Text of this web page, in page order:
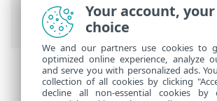
Aktiveerimisvõtme sisestamine
aktiveerimise ajal
Your account,
choice
We and our partners use cookies to
optimized online experience, analyze
and serve you with personalized ads.
collection of all cookies by clicking
decline all non-essential cookies by